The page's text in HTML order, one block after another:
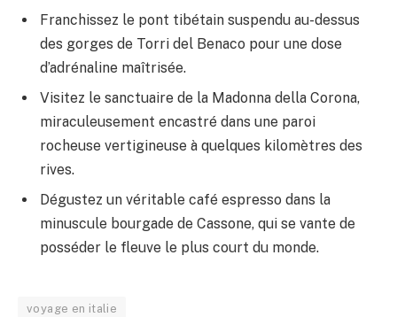
Franchissez le pont tibétain suspendu au-dessus
des gorges de Torri del Benaco pour une dose
d’adrénaline maîtrisée.
Visitez le sanctuaire de la Madonna della Corona,
miraculeusement encastré dans une paroi
rocheuse vertigineuse à quelques kilomètres des
rives.
Dégustez un véritable café espresso dans la
minuscule bourgade de Cassone, qui se vante de
posséder le fleuve le plus court du monde.
voyage en italie